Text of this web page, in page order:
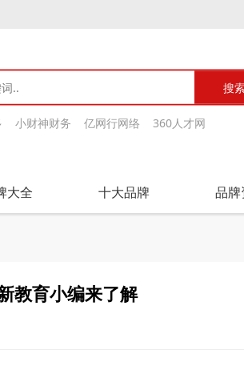
小财神财务 亿网行网络 360人才网
大全 十大品牌 品
教育小编来了解